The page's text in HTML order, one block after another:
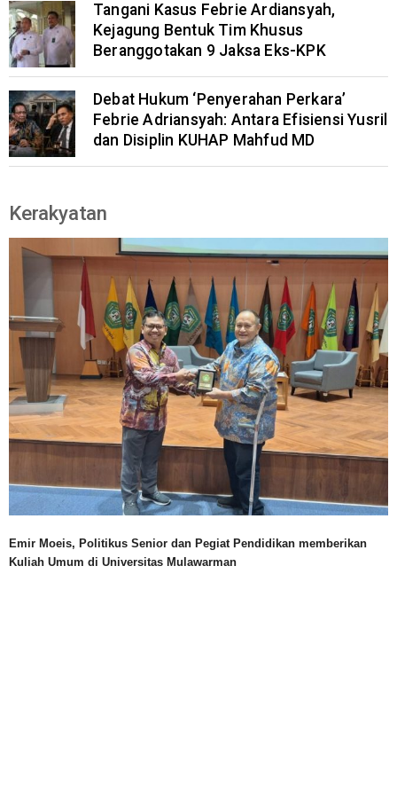
Tangani Kasus Febrie Ardiansyah,
Kejagung Bentuk Tim Khusus
Beranggotakan 9 Jaksa Eks-KPK
Debat Hukum ‘Penyerahan Perkara’
Febrie Adriansyah: Antara Efisiensi Yusril
dan Disiplin KUHAP Mahfud MD
Kerakyatan
Emir Moeis, Politikus Senior dan Pegiat Pendidikan memberikan
Kuliah Umum di Universitas Mulawarman